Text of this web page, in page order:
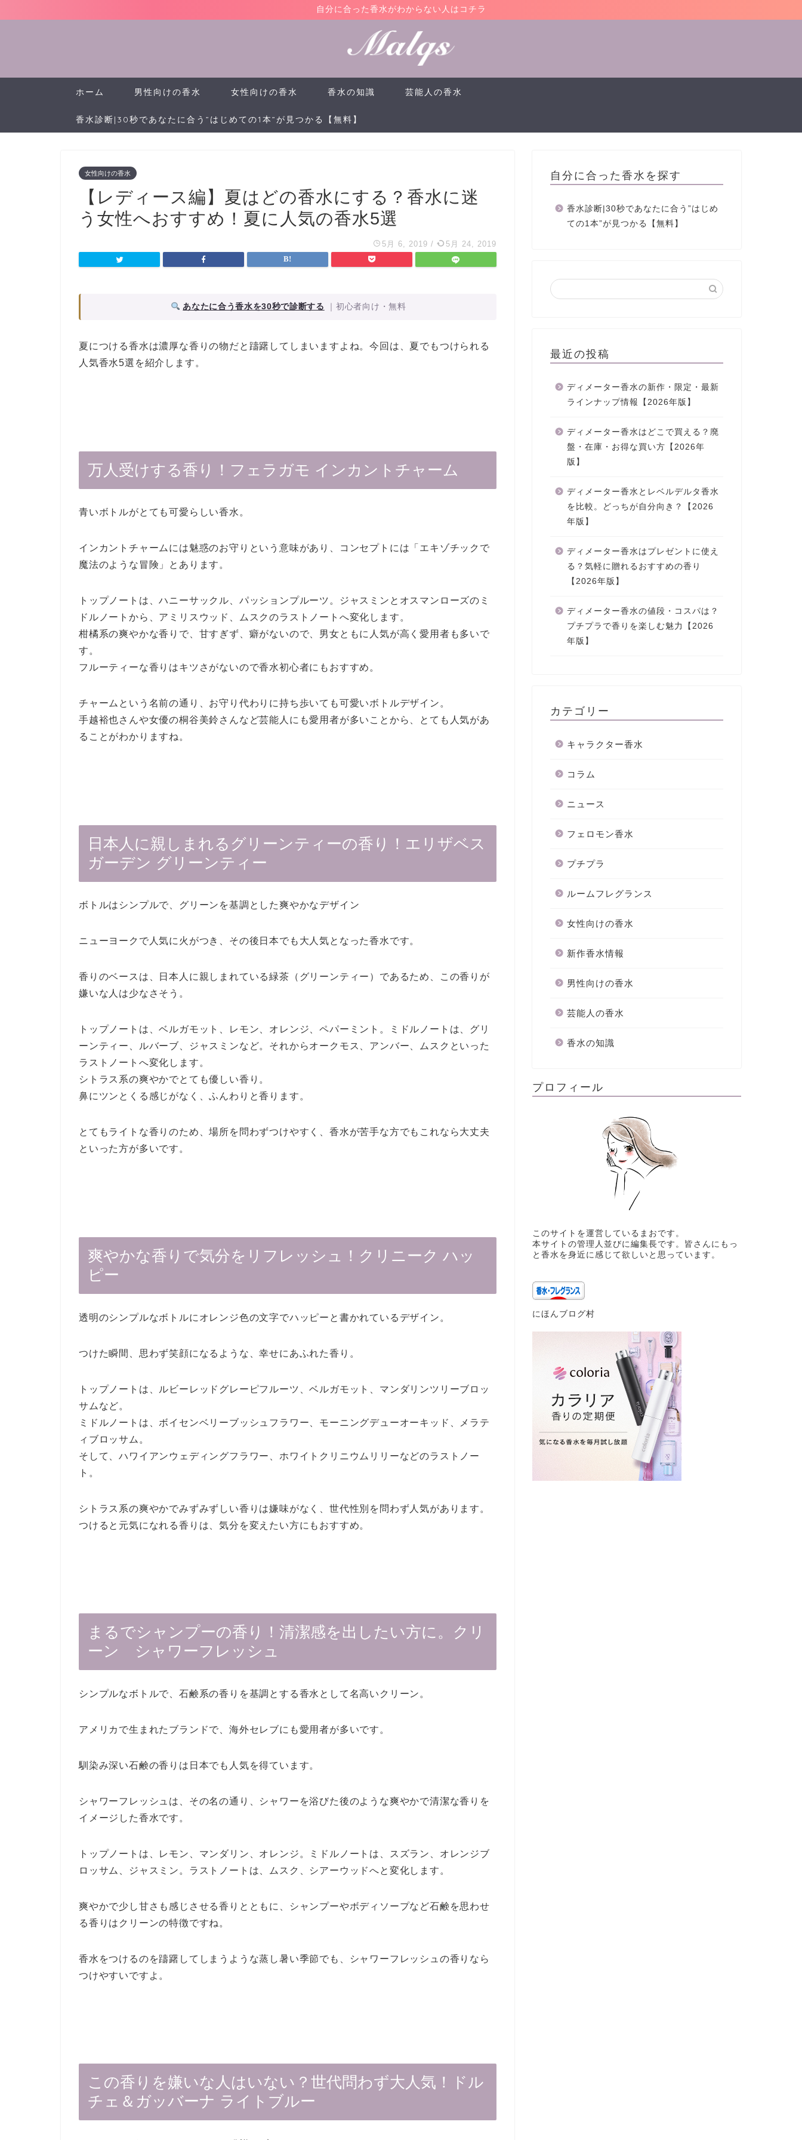
自分に合った香水がわからない人はコチラ
ホーム 男性向けの香水 女性向けの香水 香水の知識 芸能人の香水
香水診断|30秒であなたに合う”はじめての1本”が見つかる【無料】
女性向けの香水
【レディース編】夏はどの香水にする？香水に迷
う女性へおすすめ！夏に人気の香水5選
5月 6, 2019 / 5月 24, 2019
あなたに合う香水を30秒で診断する ｜初心者向け・無料
夏につける香水は濃厚な香りの物だと躊躇してしまいますよね。今回は、夏でもつけられる
人気香水5選を紹介します。
万人受けする香り！フェラガモ インカントチャーム
青いボトルがとても可愛らしい香水。
インカントチャームには魅惑のお守りという意味があり、コンセプトには「エキゾチックで
魔法のような冒険」とあります。
トップノートは、ハニーサックル、パッションプルーツ。ジャスミンとオスマンローズのミ
ドルノートから、アミリスウッド、ムスクのラストノートへ変化します。
柑橘系の爽やかな香りで、甘すぎず、癖がないので、男女ともに人気が高く愛用者も多いで
す。
フルーティーな香りはキツさがないので香水初心者にもおすすめ。
チャームという名前の通り、お守り代わりに持ち歩いても可愛いボトルデザイン。
手越裕也さんや女優の桐谷美鈴さんなど芸能人にも愛用者が多いことから、とても人気があ
ることがわかりますね。
日本人に親しまれるグリーンティーの香り！エリザベス
ガーデン グリーンティー
ボトルはシンプルで、グリーンを基調とした爽やかなデザイン
ニューヨークで人気に火がつき、その後日本でも大人気となった香水です。
香りのベースは、日本人に親しまれている緑茶（グリーンティー）であるため、この香りが
嫌いな人は少なさそう。
トップノートは、ベルガモット、レモン、オレンジ、ペパーミント。ミドルノートは、グリ
ーンティー、ルバーブ、ジャスミンなど。それからオークモス、アンバー、ムスクといった
ラストノートへ変化します。
シトラス系の爽やかでとても優しい香り。
鼻にツンとくる感じがなく、ふんわりと香ります。
とてもライトな香りのため、場所を問わずつけやすく、香水が苦手な方でもこれなら大丈夫
といった方が多いです。
爽やかな香りで気分をリフレッシュ！クリニーク ハッ
ピー
透明のシンプルなボトルにオレンジ色の文字でハッピーと書かれているデザイン。
つけた瞬間、思わず笑顔になるような、幸せにあふれた香り。
トップノートは、ルビーレッドグレーピフルーツ、ベルガモット、マンダリンツリーブロッ
サムなど。
ミドルノートは、ボイセンベリーブッシュフラワー、モーニングデューオーキッド、メラテ
ィブロッサム。
そして、ハワイアンウェディングフラワー、ホワイトクリニウムリリーなどのラストノー
ト。
シトラス系の爽やかでみずみずしい香りは嫌味がなく、世代性別を問わず人気があります。
つけると元気になれる香りは、気分を変えたい方にもおすすめ。
まるでシャンプーの香り！清潔感を出したい方に。クリ
ーン シャワーフレッシュ
シンプルなボトルで、石鹸系の香りを基調とする香水として名高いクリーン。
アメリカで生まれたブランドで、海外セレブにも愛用者が多いです。
馴染み深い石鹸の香りは日本でも人気を得ています。
シャワーフレッシュは、その名の通り、シャワーを浴びた後のような爽やかで清潔な香りを
イメージした香水です。
トップノートは、レモン、マンダリン、オレンジ。ミドルノートは、スズラン、オレンジブ
ロッサム、ジャスミン。ラストノートは、ムスク、シアーウッドへと変化します。
爽やかで少し甘さも感じさせる香りとともに、シャンプーやボディソープなど石鹸を思わせ
る香りはクリーンの特徴ですね。
香水をつけるのを躊躇してしまうような蒸し暑い季節でも、シャワーフレッシュの香りなら
つけやすいですよ。
この香りを嫌いな人はいない？世代問わず大人気！ドル
チェ＆ガッバーナ ライトブルー
自分に合った香水を探す
香水診断|30秒であなたに合う”はじめ
ての1本”が見つかる【無料】
最近の投稿
ディメーター香水の新作・限定・最新
ラインナップ情報【2026年版】
ディメーター香水はどこで買える？廃
盤・在庫・お得な買い方【2026年
版】
ディメーター香水とレベルデルタ香水
を比較。どっちが自分向き？【2026
年版】
ディメーター香水はプレゼントに使え
る？気軽に贈れるおすすめの香り
【2026年版】
ディメーター香水の値段・コスパは？
プチプラで香りを楽しむ魅力【2026
年版】
カテゴリー
キャラクター香水
コラム
ニュース
フェロモン香水
プチプラ
ルームフレグランス
女性向けの香水
新作香水情報
男性向けの香水
芸能人の香水
香水の知識
プロフィール
このサイトを運営しているまおです。
本サイトの管理人並びに編集長です。皆さんにもっ
と香水を身近に感じて欲しいと思っています。
にほんブログ村